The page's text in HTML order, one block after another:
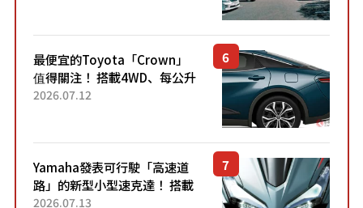
最便宜的Toyota「Crown」
值得關注！ 搭載4WD、每公升
22.4公里低油耗表現超亮眼！
2026.07.12
Yamaha發表可行駛「高速道
路」的新型小型速克達！ 搭載
能享受超強勁「渦輪感」的動
2026.07.13